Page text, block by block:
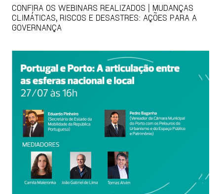
CONFIRA OS WEBINARS REALIZADOS | MUDANÇAS
CLIMÁTICAS, RISCOS E DESASTRES: AÇÕES PARA A
GOVERNANÇA